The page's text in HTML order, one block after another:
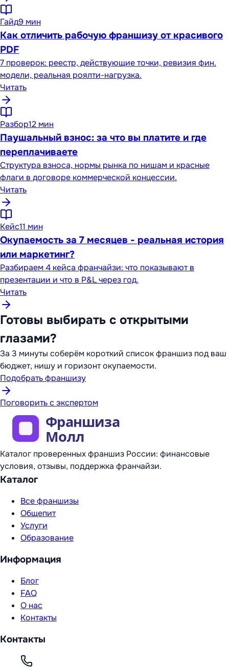
Гайд9 мин
Как отличить рабочую франшизу от красивого
PDF
7 проверок: реестр, действующие точки, ревизия фин.
модели, реальная роялти-нагрузка.
Читать
Разбор12 мин
Паушальный взнос: за что вы платите и где
переплачиваете
Структура взноса, нормы рынка по нишам и красные
флаги в договоре коммерческой концессии.
Читать
Кейс11 мин
Окупаемость за 7 месяцев - реальная история
или маркетинг?
Разбираем 4 кейса франчайзи: что показывают в
презентации и что в P&L через год.
Читать
Готовы выбирать с открытыми
глазами?
За 3 минуты соберём короткий список франшиз под ваш
бюджет, нишу и горизонт окупаемости.
Подобрать франшизу
Поговорить с экспертом
Каталог проверенных франшиз России: финансовые
условия, отзывы, поддержка франчайзи.
Каталог
Все франшизы
Общепит
Услуги
Образование
Информация
Блог
FAQ
О нас
Контакты
Контакты